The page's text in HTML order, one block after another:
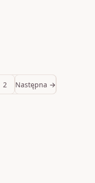
2 Następna →